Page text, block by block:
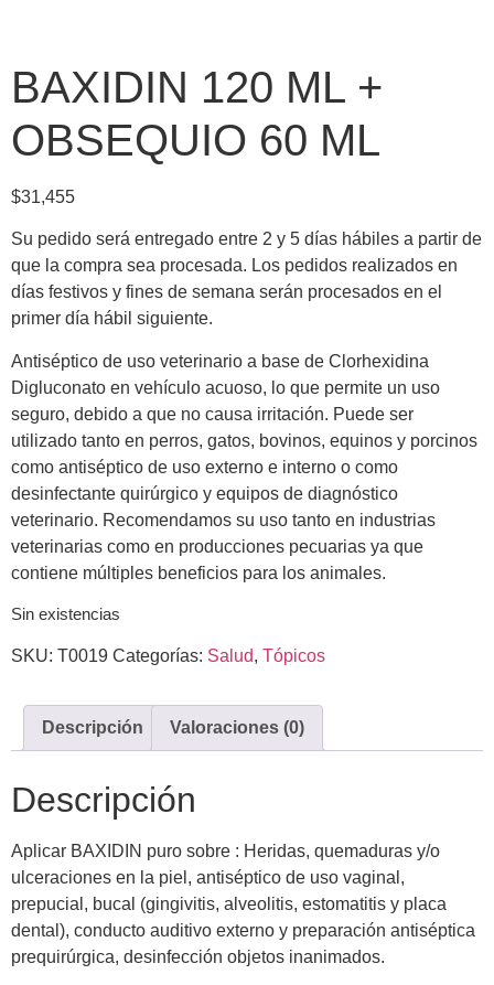
BAXIDIN 120 ML +
OBSEQUIO 60 ML
$31,455
Su pedido será entregado entre 2 y 5 días hábiles a partir de
que la compra sea procesada. Los pedidos realizados en
días festivos y fines de semana serán procesados en el
primer día hábil siguiente.
Antiséptico de uso veterinario a base de Clorhexidina
Digluconato en vehículo acuoso, lo que permite un uso
seguro, debido a que no causa irritación. Puede ser
utilizado tanto en perros, gatos, bovinos, equinos y porcinos
como antiséptico de uso externo e interno o como
desinfectante quirúrgico y equipos de diagnóstico
veterinario. Recomendamos su uso tanto en industrias
veterinarias como en producciones pecuarias ya que
contiene múltiples beneficios para los animales.
Sin existencias
SKU: T0019 Categorías: Salud, Tópicos
Descripción Valoraciones (0)
Descripción
Aplicar BAXIDIN puro sobre : Heridas, quemaduras y/o
ulceraciones en la piel, antiséptico de uso vaginal,
prepucial, bucal (gingivitis, alveolitis, estomatitis y placa
dental), conducto auditivo externo y preparación antiséptica
prequirúrgica, desinfección objetos inanimados.